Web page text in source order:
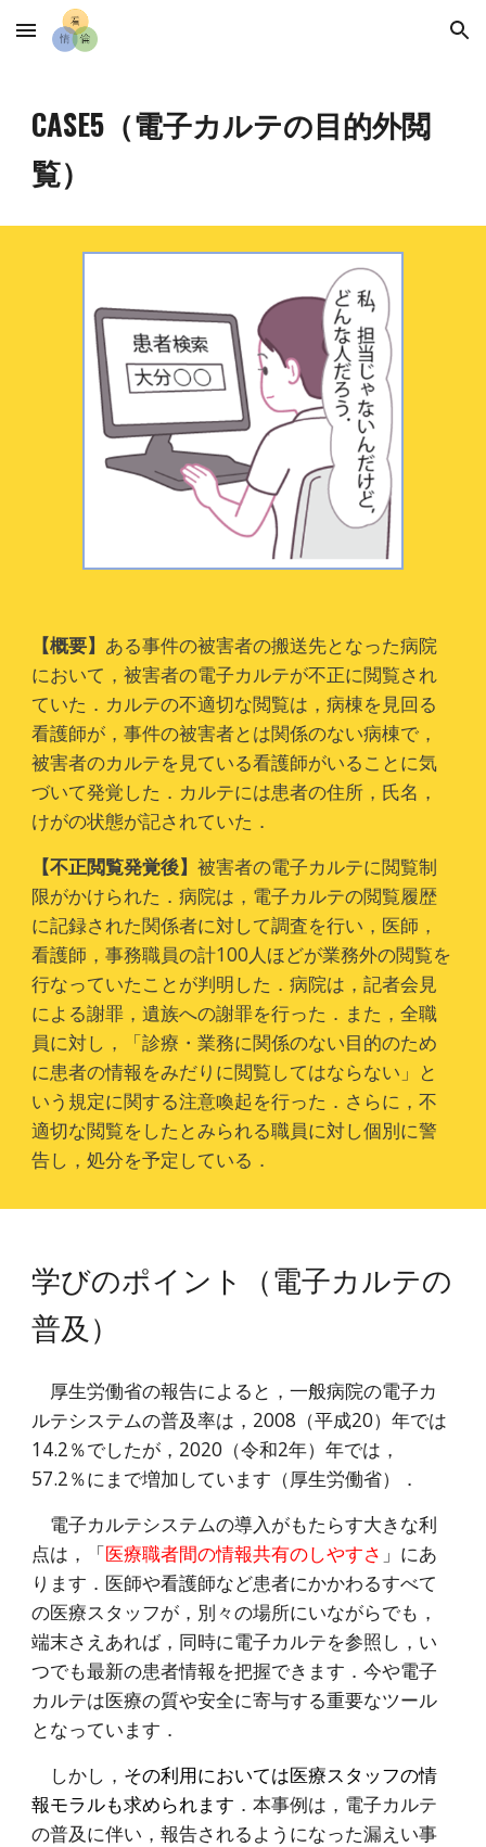
Skip to main content Skip to navigation
CASE5 （電子カルテの目的外閲
覧）
【概要】 ある事件の被害者の搬送先となった病院
において，被害者の電子カルテが不正に閲覧され
ていた．カルテの不適切な閲覧は，病棟を見回る
看護師が，事件の被害者とは関係のない病棟で，
被害者のカルテを見ている看護師がいることに気
づいて発覚した．カルテには患者の住所，氏名，
けがの状態が記されていた．
【不正閲覧発覚後】被害者の電子カルテに閲覧制
限がかけられた．病院は，電子カルテの閲覧履歴
に記録された関係者に対して調査を行い，医師，
看護師，事務職員の計100人ほどが業務外の閲覧を
行なっていたことが判明した．病院は，記者会見
による謝罪，遺族への謝罪を行った．また，全職
員に対し，「診療・業務に関係のない目的のため
に患者の情報をみだりに閲覧してはならない」と
いう規定に関する注意喚起を行った．さらに，不
適切な閲覧をしたとみられる職員に対し個別に警
告し，処分を予定している．
学びのポイント（電子カルテの
普及 ）
厚生労働省の報告によると，一般病院の電子カ
ルテシステムの普及率は，2008（平成20）年では
14.2％でしたが，2020（令和2年）年では，
57.2％にまで増加しています（厚生労働省）．
電子カルテシステムの導入がもたらす大きな利
点は，「医療職者間の情報共有のしやすさ 」にあ
ります．医師や看護師など患者にかかわるすべて
の医療スタッフが，別々の場所にいながらでも，
端末さえあれば，同時に電子カルテを参照し，い
つでも最新の患者情報を把握できます．今や電子
カルテは医療の質や安全に寄与する重要なツール
となっています．
しかし， その利用においては医療スタッフの情
報モラルも求められます ．本事例は，電子カルテ
の普及に伴い，報告されるようになった漏えい事